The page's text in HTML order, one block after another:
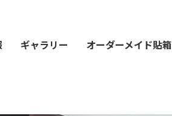
ギャラリー オーダーメイド貼箱